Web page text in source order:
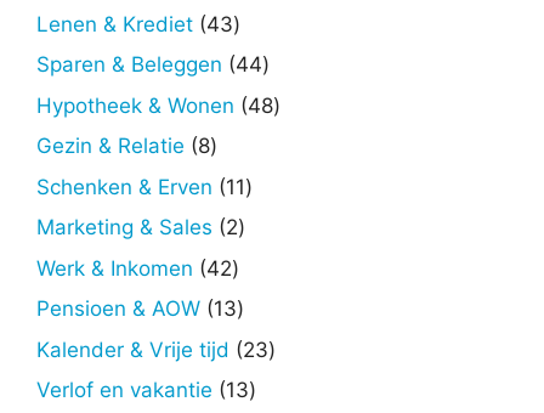
Lenen & Krediet 4343
producten
Sparen & Beleggen 4444
producten
Hypotheek & Wonen 4848
Gezin & Relatie 88
producten
Schenken & Erven 1111
Marketing & Sales 22
Werk & Inkomen 4242
producten
Pensioen & AOW 1313
producten
Kalender & Vrije tijd 2323
Verlof en vakantie 1313